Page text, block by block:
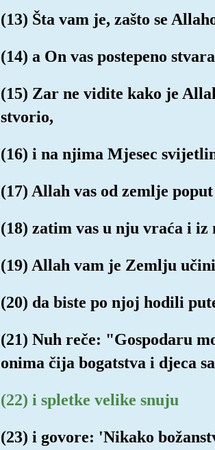
(13) Šta vam je, zašto se
(14) a On vas postepeno
(15) Zar ne vidite kako je
stvorio,
(16) i na njima Mjesec
(17) Allah vas od zemlje
(18) zatim vas u nju vraća i iz
(19) Allah vam je Zemlju
(20) da biste po njoj hodili
(21) Nuh reče: "Gospodaru
onima čija bogatstva i djeca
(22) i spletke velike snuju
(23) i govore: 'Nikako